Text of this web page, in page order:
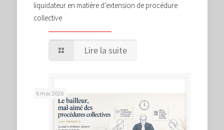
liquidateur en matière d’extension de procédure
collective
Lire la suite
6 mai 2026